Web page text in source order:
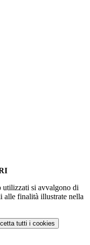
utilizzati si avvalgono di
alle finalità illustrate nella
tutti i cookies